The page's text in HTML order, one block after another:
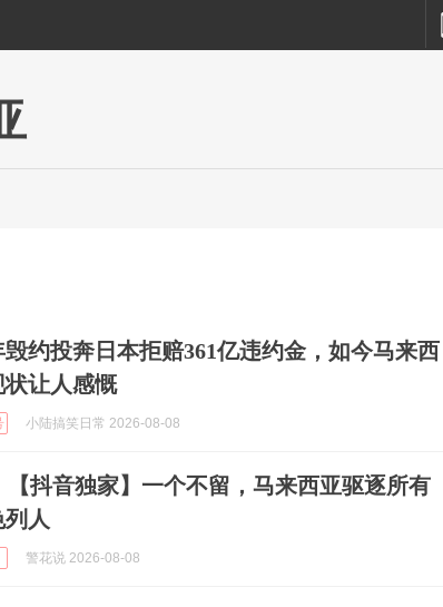
毁约投奔日本拒赔361亿违约金，如今马来西
状让人感慨
小陆搞笑日常 2026-08-08
【抖音独家】一个不留，马来西亚驱逐所有
列人
警花说 2026-08-08